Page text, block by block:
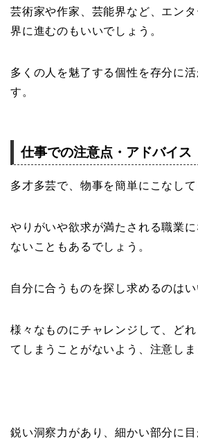
芸術家や作家、芸能界など、エン
界に進むのもいいでしょう。
多くの人を魅了する個性を存分に
す。
仕事での注意点・アドバイス
多才多芸で、物事を簡単にこなして
やりがいや欲求が満たされる職業に
ないこともあるでしょう。
自分に合うものを探し求めるのはい
様々なものにチャレンジして、ど
てしまうことがないよう、注意しま
鋭い洞察力があり、細かい部分に目